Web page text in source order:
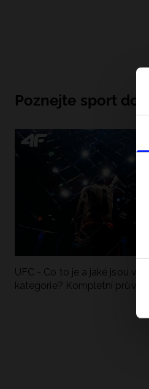
Poznejte sport do
UFC - Co to je a jaké jsou
kategorie? Kompletní